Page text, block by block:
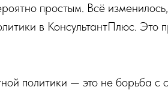
простым. Всё
в КонсультантПлюс. Это
политики — это не борьба с